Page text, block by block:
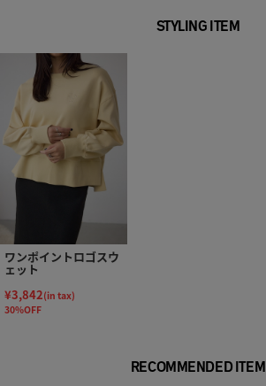
STYLING ITEM
ワンポイントロゴスウ
ェット
¥3,842(in tax)
30%OFF
RECOMMENDED ITEM